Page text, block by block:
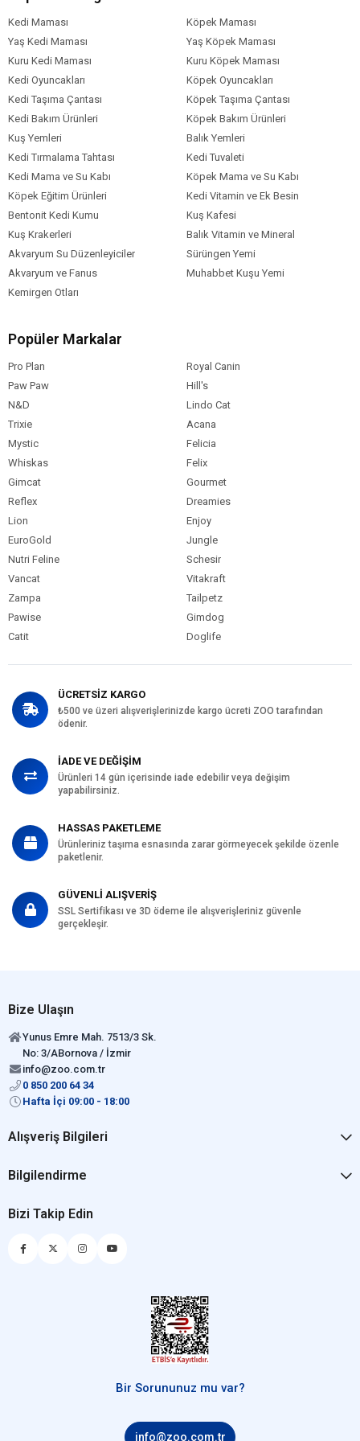
Hindiba (Kurutulmuş)
Yuka Çiçeği (Kurutulmuş)
Protein %24,5
Yağ içeriği %21,0
Ham lif %4,0
Ham kül %5,6
Kalsiyum %0,8
Fosfor %0,65
Kedi Yaş Aralığı Yetişkin (1-7 Yaş)
Kedi Maması
Formu
Kedi Maması
Tahıl Oranı
Kedi Özel
Gereksinim
Bağışıklık Sistemi Gelişimi Damak
İçerik
Kedi Maması
Kedi Irk Özelliği Tümüne Uygun
Kedi Maması
Köpek Maması
Yaş Kedi Maması
Yaş Köpek Maması
Kuru Kedi Maması
Kuru Köpek Maması
Kedi Oyuncakları
Köpek Oyuncakları
Kedi Taşıma Çantası
Köpek Taşıma Çantası
Kedi Bakım Ürünleri
Köpek Bakım Ürünleri
Kuş Yemleri
Balık Yemleri
Kedi Tırmalama Tahtası
Kedi Tuvaleti
Kedi Mama ve Su Kabı
Köpek Mama ve Su Kabı
Köpek Eğitim Ürünleri
Kedi Vitamin ve Ek Besin
Bentonit Kedi Kumu
Kuş Kafesi
Kuş Krakerleri
Balık Vitamin ve Mineral
Akvaryum Su Düzenleyiciler
Sürüngen Yemi
Akvaryum ve Fanus
Muhabbet Kuşu Yemi
Kemirgen Otları
Popüler Markalar
Pro Plan
Royal Canin
Paw Paw
Hill's
N&D
Lindo Cat
Trixie
Acana
Mystic
Felicia
Whiskas
Felix
Gimcat
Gourmet
Reflex
Dreamies
Lion
Enjoy
EuroGold
Jungle
Nutri Feline
Schesir
Vancat
Vitakraft
Zampa
Tailpetz
Pawise
Gimdog
Catit
Doglife
ÜCRETSİZ KARGO
₺500 ve üzeri alışverişlerinizde kargo ücreti ZOO tarafından
ödenir.
İADE VE DEĞİŞİM
Ürünleri 14 gün içerisinde iade edebilir veya değişim
yapabilirsiniz.
HASSAS PAKETLEME
Ürünleriniz taşıma esnasında zarar görmeyecek şekilde özenle
paketlenir.
GÜVENLİ ALIŞVERİŞ
SSL Sertifikası ve 3D ödeme ile alışverişleriniz güvenle
gerçekleşir.
Bize Ulaşın
Yunus Emre Mah. 7513/3 Sk.
No: 3/ABornova / İzmir
info@zoo.com.tr
0 850 200 64 34
Hafta İçi 09:00 - 18:00
Alışveriş Bilgileri
Bilgilendirme
Bizi Takip Edin
Bir Sorununuz mu var?
info@zoo.com.tr